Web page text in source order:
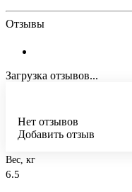
Отзывы
Загрузка отзывов...
Нет отзывов
Добавить отзыв
Вес, кг
6.5